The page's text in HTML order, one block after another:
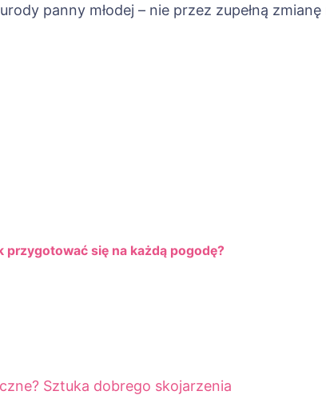
panny młodej – nie przez zupełną
przygotować się na każdą pogodę?
Sztuka dobrego skojarzenia